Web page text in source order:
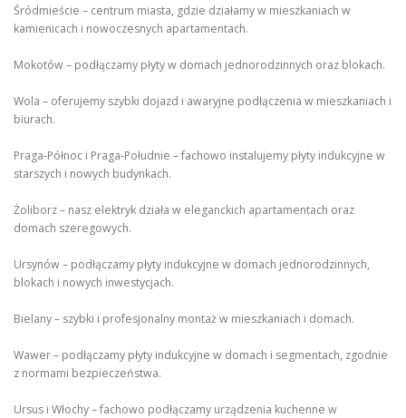
Śródmieście – centrum miasta, gdzie działamy w mieszkaniach w
kamienicach i nowoczesnych apartamentach.
Mokotów – podłączamy płyty w domach jednorodzinnych oraz blokach.
Wola – oferujemy szybki dojazd i awaryjne podłączenia w mieszkaniach i
biurach.
Praga-Północ i Praga-Południe – fachowo instalujemy płyty indukcyjne w
starszych i nowych budynkach.
Żoliborz – nasz elektryk działa w eleganckich apartamentach oraz
domach szeregowych.
Ursynów – podłączamy płyty indukcyjne w domach jednorodzinnych,
blokach i nowych inwestycjach.
Bielany – szybki i profesjonalny montaż w mieszkaniach i domach.
Wawer – podłączamy płyty indukcyjne w domach i segmentach, zgodnie
z normami bezpieczeństwa.
Ursus i Włochy – fachowo podłączamy urządzenia kuchenne w